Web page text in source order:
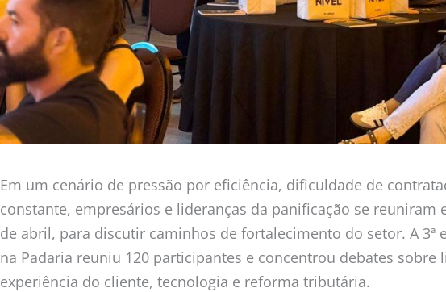
Em um cenário de pressão por eficiência, dificuldade de
constante, empresários e lideranças da panificação se reuniram
de abril, para discutir caminhos de fortalecimento do setor. A 3ª
na Padaria reuniu 120 participantes e concentrou debates sobre
experiência do cliente, tecnologia e reforma tributária.